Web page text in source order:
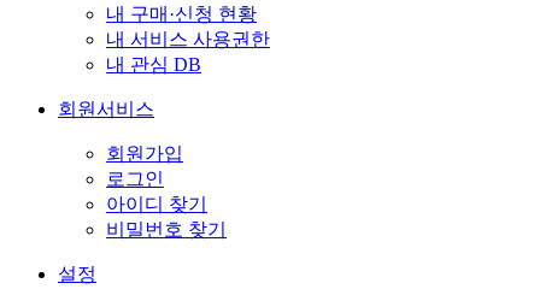
내 구매·신청 현황
내 서비스 사용권한
내 관심 DB
회원서비스
회원가입
로그인
아이디 찾기
비밀번호 찾기
설정